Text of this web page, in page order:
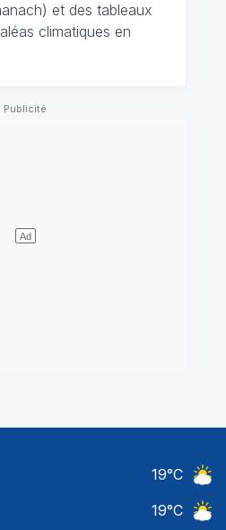
et des tableaux
climatiques en
19°C
19°C